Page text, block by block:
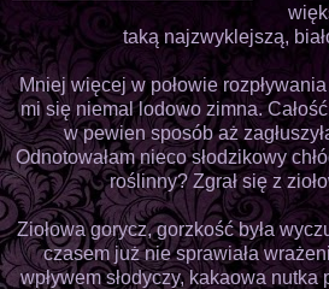
taką najzwyklejszą,
Mniej więcej w połowie
mi się niemal lodowo zimna.
w pewien sposób aż
Odnotowałam nieco słodzikowy
roślinny? Zgrał się z
Ziołowa gorycz, gorzkość była
czasem już nie sprawiała
wpływem słodyczy, kakaowa nutka